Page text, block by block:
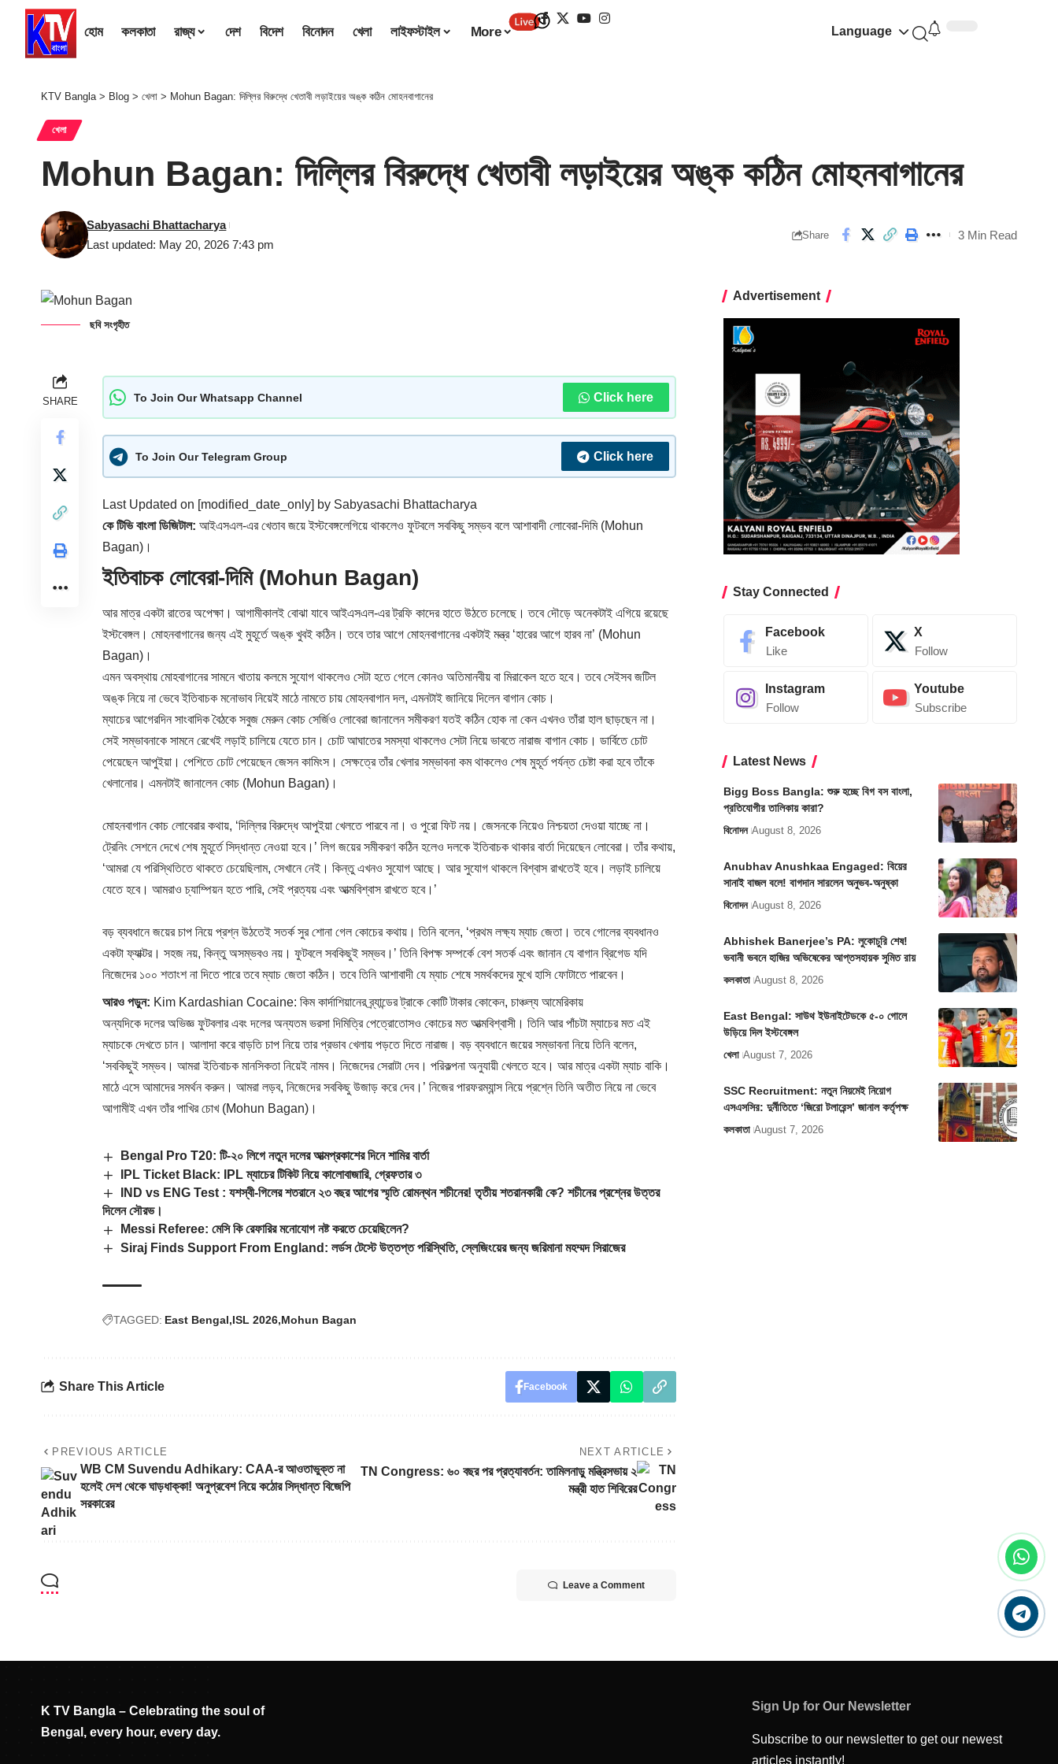
হোম কলকাতা রাজ্য দেশ বিদেশ বিনোদন খেলা লাইফস্টাইল More Language
KTV Bangla> Blog > খেলা > Mohun Bagan: দিল্লির বিরুদ্ধে খেতাবী লড়াইয়ের অঙ্ক কঠিন মোহনবাগানের
খেলা
Mohun Bagan: দিল্লির বিরুদ্ধে খেতাবী লড়াইয়ের অঙ্ক কঠিন মোহনবাগানের
Last updated: May 20, 2026 7:43 pm
Sabyasachi Bhattacharya
Share 3 Min Read
ছবি সংগৃহীত
SHARE To Join Our Whatsapp Channel Click here
To Join Our Telegram Group Click here
Last Updated on [modified_date_only] by Sabyasachi Bhattacharya
কে টিভি বাংলা ডিজিটাল: আইএসএল-এর খেতাব জয়ে ইস্টবেঙ্গলেগিয়ে থাকলেও ফুটবলে সবকিছু সম্ভব বলে আশাবাদী লোবেরা-দিমি (Mohun
Bagan)।
ইতিবাচক লোবেরা-দিমি (Mohun Bagan)
আর মাত্র একটা রাতের অপেক্ষা। আগামীকালই বোঝা যাবে আইএসএল-এর ট্রফি কাদের হাতে উঠতে চলেছে। তবে দৌড়ে অনেকটাই এগিয়ে রয়েছে
ইস্টবেঙ্গল। মোহনবাগানের জন্য এই মুহূর্তে অঙ্ক খুবই কঠিন। তবে তার আগে মোহনবাগানের একটাই মন্ত্র ‘হারের আগে হারব না’ (Mohun
Bagan)।
এমন অবস্থায় মোহবাগানের সামনে খাতায় কলমে সুযোগ থাকলেও সেটা হতে গেলে কোনও অতিমানবীয় বা মিরাকেল হতে হবে। তবে সেইসব জটিল
অঙ্ক নিয়ে না ভেবে ইতিবাচক মনোভাব নিয়েই মাঠে নামতে চায় মোহনবাগান দল, এমনটাই জানিয়ে দিলেন বাগান কোচ।
ম্যাচের আগেরদিন সাংবাদিক বৈঠকে সবুজ মেরুন কোচ সের্জিও লোবেরা জানালেন সমীকরণ যতই কঠিন হোক না কেন এখনও তাঁরা হাল ছাড়ছেন না।
সেই সম্ভাবনাকে সামনে রেখেই লড়াই চালিয়ে যেতে চান। চোট আঘাতের সমস্যা থাকলেও সেটা নিয়ে ভাবতে নারাজ বাগান কোচ। ডার্বিতে চোট
পেয়েছেন আপুইয়া। পেশিতে চোট পেয়েছেন জেসন কামিংস। সেক্ষত্রে তাঁর খেলার সম্ভাবনা কম থাকলেও শেষ মুহূর্ত পর্যন্ত চেষ্টা করা হবে তাঁকে
খেলানোর। এমনটাই জানালেন কোচ (Mohun Bagan)।
মোহনবাগান কোচ লোবেরার কথায়, ‘দিল্লির বিরুদ্ধে আপুইয়া খেলতে পারবে না। ও পুরো ফিট নয়। জেসনকে নিয়েও নিশ্চয়তা দেওয়া যাচ্ছে না।
ট্রেনিং সেশনে দেখে শেষ মুহূর্তে সিদ্ধান্ত নেওয়া হবে।’ লিগ জয়ের সমীকরণ কঠিন হলেও দলকে ইতিবাচক থাকার বার্তা দিয়েছেন লোবেরা। তাঁর কথায়,
‘আমরা যে পরিস্থিতিতে থাকতে চেয়েছিলাম, সেখানে নেই। কিন্তু এখনও সুযোগ আছে। আর সুযোগ থাকলে বিশ্বাস রাখতেই হবে। লড়াই চালিয়ে
যেতে হবে। আমরাও চ্যাম্পিয়ন হতে পারি, সেই প্রত্যয় এবং আত্মবিশ্বাস রাখতে হবে।’
বড় ব্যবধানে জয়ের চাপ নিয়ে প্রশ্ন উঠতেই সতর্ক সুর শোনা গেল কোচের কথায়। তিনি বলেন, ‘প্রথম লক্ষ্য ম্যাচ জেতা। তবে গোলের ব্যবধানও
একটা ফ্যাক্টর। সহজ নয়, কিন্তু অসম্ভবও নয়। ফুটবলে সবকিছুই সম্ভব।’ তিনি বিপক্ষ সম্পর্কে বেশ সতর্ক এবং জানান যে বাগান ব্রিগেড যদি
নিজেদের ১০০ শতাংশ না দিতে পারে তবে ম্যাচ জেতা কঠিন। তবে তিনি আশাবাদী যে ম্যাচ শেষে সমর্থকদের মুখে হাসি ফোটাতে পারবেন।
আরও পড়ুন: Kim Kardashian Cocaine: কিম কার্দাশিয়ানের ব্র্যান্ডের ট্রাকে কোটি টাকার কোকেন, চাঞ্চল্য আমেরিকায়
অন্যদিকে দলের অভিজ্ঞ ফুটবলার এবং দলের অন্যতম ভরসা দিমিত্রি পেত্রোতোসও কোচের মত আত্মবিশ্বাসী। তিনি আর পাঁচটা ম্যাচের মত এই
ম্যাচকে দেখতে চান। আলাদা করে বাড়তি চাপ নিয়ে তার প্রভাব খেলায় পড়তে দিতে নারাজ। বড় ব্যবধানে জয়ের সম্ভাবনা নিয়ে তিনি বলেন,
‘সবকিছুই সম্ভব। আমরা ইতিবাচক মানসিকতা নিয়েই নামব। নিজেদের সেরাটা দেব। পরিকল্পনা অনুযায়ী খেলতে হবে। আর মাত্র একটা ম্যাচ বাকি।
মাঠে এসে আমাদের সমর্থন করুন। আমরা লড়ব, নিজেদের সবকিছু উজাড় করে দেব।’ নিজের পারফরম্যান্স নিয়ে প্রশ্নে তিনি অতীত নিয়ে না ভেবে
আগামীই এখন তাঁর পাখির চোখ (Mohun Bagan)।
Bengal Pro T20: টি-২০ লিগে নতুন দলের আত্মপ্রকাশের দিনে শামির বার্তা
IPL Ticket Black: IPL ম্যাচের টিকিট নিয়ে কালোবাজারি, গ্রেফতার ৩
IND vs ENG Test : যশস্বী-গিলের শতরানে ২৩ বছর আগের স্মৃতি রোমন্থন শচীনের! তৃতীয় শতরানকারী কে? শচীনের প্রশ্নের উত্তর
দিলেন সৌরভ।
Messi Referee: মেসি কি রেফারির মনোযোগ নষ্ট করতে চেয়েছিলেন?
Siraj Finds Support From England: লর্ডস টেস্টে উত্তপ্ত পরিস্থিতি, স্লেজিংয়ের জন্য জরিমানা মহম্মদ সিরাজের
TAGGED: East Bengal ISL 2026 Mohun Bagan
Share This Article Facebook
PREVIOUS ARTICLE
WB CM Suvendu Adhikary: CAA-র আওতাভুক্ত না
হলেই দেশ থেকে ঘাড়ধাক্কা! অনুপ্রবেশ নিয়ে কঠোর সিদ্ধান্ত বিজেপি
সরকারের
NEXT ARTICLE
TN Congress: ৬০ বছর পর প্রত্যাবর্তন: তামিলনাড়ু মন্ত্রিসভায় ২
মন্ত্রী হাত শিবিরের
Leave a Comment
Advertisement
Stay Connected
Facebook
Like
X
Follow
Instagram
Follow
Youtube
Subscribe
Latest News
Bigg Boss Bangla: শুরু হচ্ছে বিগ বস বাংলা,
প্রতিযোগীর তালিকায় কারা?
বিনোদন August 8, 2026
Anubhav Anushkaa Engaged: বিয়ের
সানাই বাজল বলে! বাগদান সারলেন অনুভব-অনুষ্কা
বিনোদন August 8, 2026
Abhishek Banerjee’s PA: লুকোচুরি শেষ!
ভবানী ভবনে হাজির অভিষেকের আপ্তসহায়ক সুমিত রায়
কলকাতা August 8, 2026
East Bengal: সাউথ ইউনাইটেডকে ৫-০ গোলে
উড়িয়ে দিল ইস্টবেঙ্গল
খেলা August 7, 2026
SSC Recruitment: নতুন নিয়মেই নিয়োগ
এসএসসির: দুর্নীতিতে ‘জিরো টলারেন্স’ জানাল কর্তৃপক্ষ
কলকাতা August 7, 2026
K TV Bangla – Celebrating the soul of
Bengal, every hour, every day.
Sign Up for Our Newsletter
Subscribe to our newsletter to get our newest
articles instantly!